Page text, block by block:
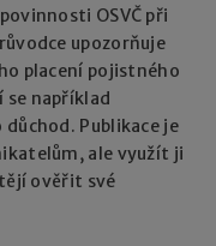
OSVČ při
upozorňuje
placení pojistného
se například
Publikace je
ale využít ji
ověřit své